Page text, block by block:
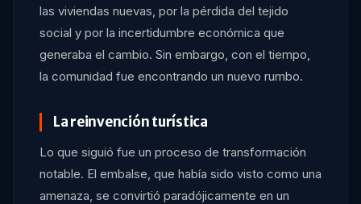
las viviendas nuevas, por la pérdida del tejido
social y por la incertidumbre económica que
generaba el cambio. Sin embargo, con el tiempo,
la comunidad fue encontrando un nuevo rumbo.
La reinvención turística
Lo que siguió fue un proceso de transformación
notable. El embalse, que había sido visto como una
amenaza, se convirtió paradójicamente en un